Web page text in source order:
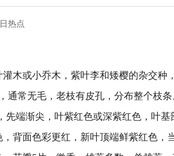
日热点
木或小乔木，紫叶李和矮樱的杂交种
通常无毛，老枝有皮孔，分布整个枝
先端渐尖，叶紫红色或深紫红色，叶
背面色彩更红，新叶顶端鲜紫红色，